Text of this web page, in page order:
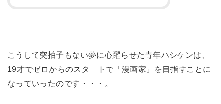
こうして突拍子もない夢に心躍らせた青年ハシケンは、
19才でゼロからのスタートで「漫画家」を目指すことに
なっていったのです・・・。